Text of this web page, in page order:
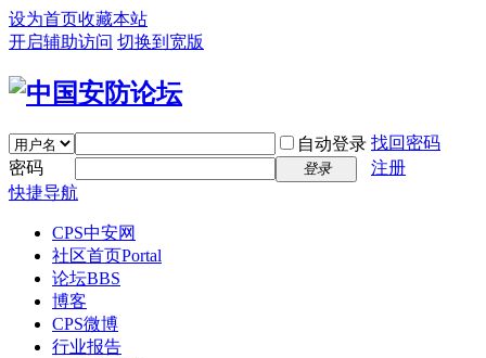
设为首页收藏本站
开启辅助访问 切换到宽版
自动登录 找回密码
密码
登录
注册
快捷导航
CPS中安网
社区首页Portal
论坛BBS
博客
CPS微博
行业报告